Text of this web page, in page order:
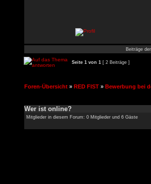
Beiträge
Seite 1 von 1 [ 2 Beiträge ]
Foren-Übersicht » RED FIST » Bewerbung bei
Wer ist online?
Mitglieder in diesem Forum: 0 Mitglieder und 6 Gäste